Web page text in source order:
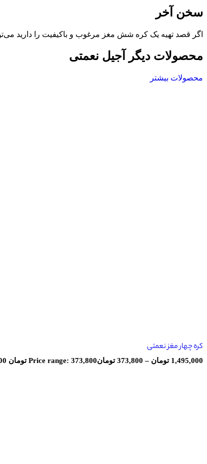
سخن آخر
اگر قصد تهیه یک کره شش مغز مرغوب و باکیفیت را دارید
محصولات دیگر آجیل نعمتی
محصولات بیشتر
کره چهار مغز نعمتی
1,495,000 تومان –
373,800 تومانPrice range: 373,800 تومان through 1,495,000 تومان